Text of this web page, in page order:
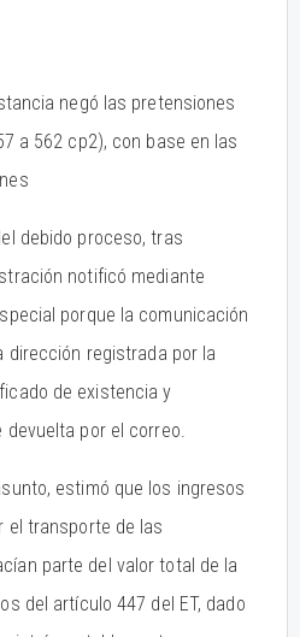
negó las pretensiones
a 562 cp2), con base en las
debido proceso, tras
notificó mediante
porque la comunicación
dirección registrada por la
de existencia y
por el correo.
estimó que los ingresos
el transporte de las
parte del valor total de la
del artículo 447 del ET, dado